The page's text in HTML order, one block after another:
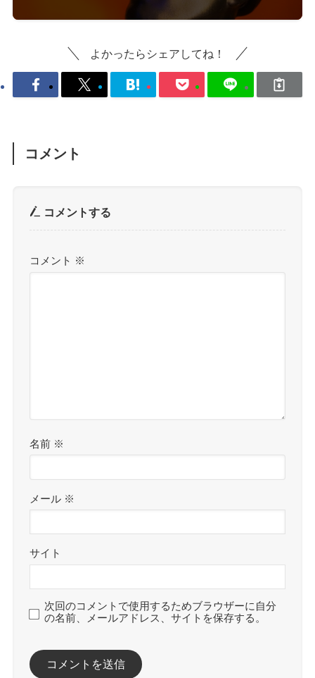
よかったらシェアしてね！
コメント
コメントする
コメント ※
名前 ※
メール ※
サイト
次回のコメントで使用するためブラウザーに自分
の名前、メールアドレス、サイトを保存する。